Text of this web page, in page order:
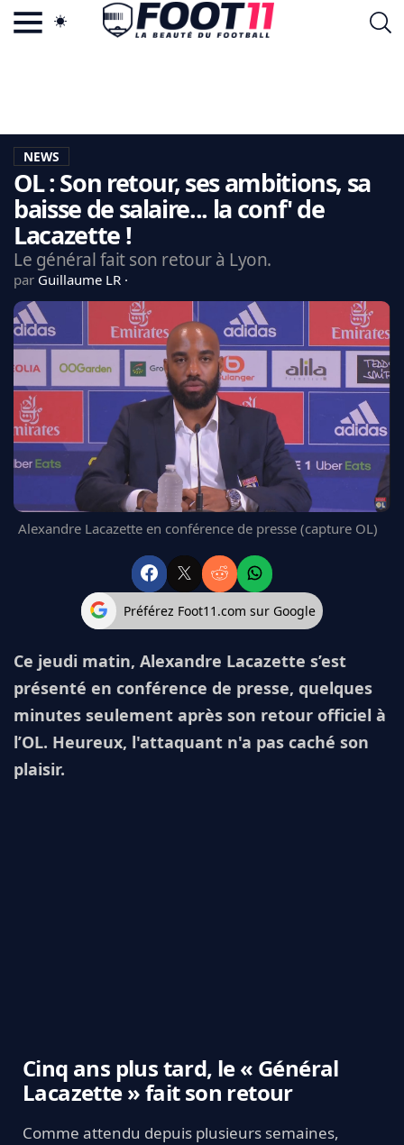
LA CHARTE
VIE PRIVÉE
CGU
CONTACTEZ-NOUS
CDM 2026
EDF
REAL MADRID
FC BARCELONE
MANCHESTER UNITED
CHELSEA
ARSENAL
BAYERN
L'AVIS DE LA RÉDAC'
NEWS
OL : Son retour, ses ambitions, sa
baisse de salaire... la conf' de
Lacazette !
Le général fait son retour à Lyon.
par Guillaume LR
Alexandre Lacazette en conférence de presse (capture OL)
Préférez Foot11.com sur Google
Ce jeudi matin, Alexandre Lacazette s’est
présenté en conférence de presse, quelques
minutes seulement après son retour officiel à
l’OL. Heureux, l'attaquant n'a pas caché son
plaisir.
Cinq ans plus tard, le « Général
Lacazette » fait son retour
Comme attendu depuis plusieurs semaines,